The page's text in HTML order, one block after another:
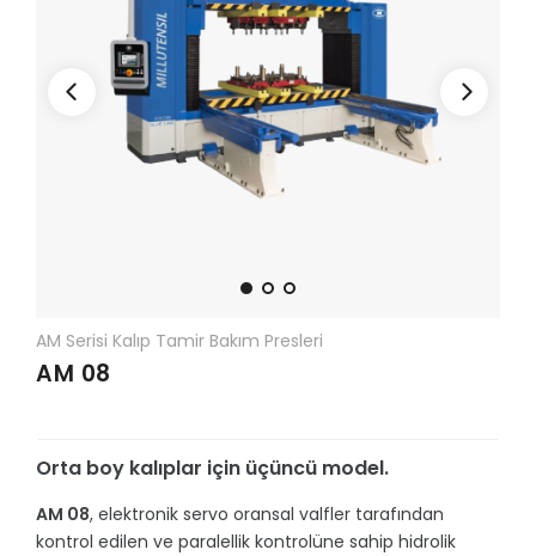
SERVIS
AM Serisi Kalıp Tamir Bakım Presleri
AM 08
Orta boy kalıplar için üçüncü model.
AM 08, elektronik servo oransal valfler tarafından
kontrol edilen ve paralellik kontrolüne sahip hidrolik